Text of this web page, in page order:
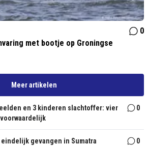
0
met bootje op Groningse
Meer artikelen
en 3 kinderen slachtoffer: vier
0
gevangen in Sumatra 0